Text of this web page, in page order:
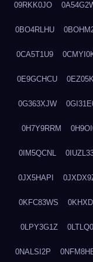
09RKK0JO
0BO4RLHU
0CA5T1U9
0E9GCHCU
0G363XJW
0H7Y9RRM
0IM5QCNL
0JX5HAPI
0KFC83WS
0LPY3G1Z
0NALSI2P